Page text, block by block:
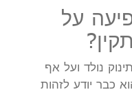
על
נולד ועל אף
כבר יודע לזהות